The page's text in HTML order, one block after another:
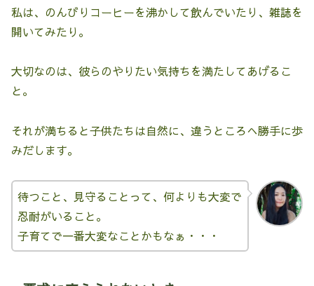
私は、のんびりコーヒーを沸かして飲んでいたり、雑誌を
開いてみたり。
大切なのは、彼らのやりたい気持ちを満たしてあげるこ
と。
それが満ちると子供たちは自然に、違うところへ勝手に歩
みだします。
待つこと、見守ることって、何よりも大変で
忍耐がいること。
子育てで一番大変なことかもなぁ・・・